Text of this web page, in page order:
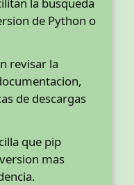
de Python o
revisar la
de descargas
que pip
mas